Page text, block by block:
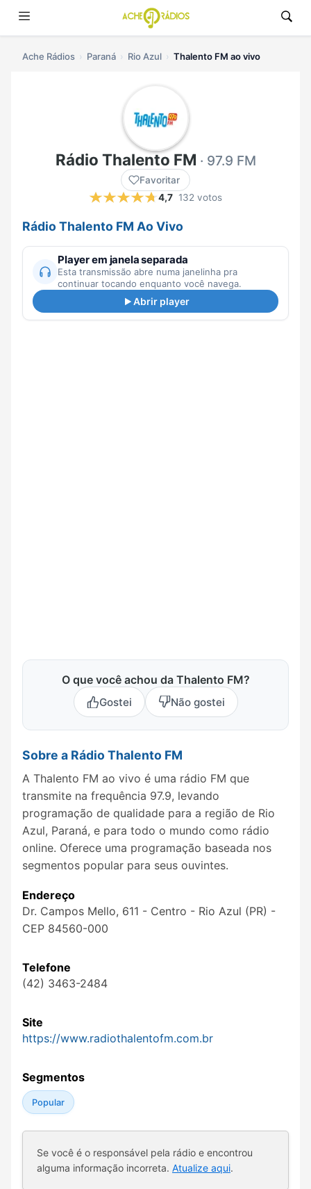
Ache Rádios Paraná Rio Azul Thalento FM ao vivo
Rádio Thalento FM · 97.9 FM
Favoritar
4,7 132 votos
Rádio Thalento FM Ao Vivo
Player em janela separada
Esta transmissão abre numa janelinha pra
continuar tocando enquanto você navega.
Abrir player
O que você achou da Thalento FM?
Gostei Não gostei
Sobre a Rádio Thalento FM
A Thalento FM ao vivo é uma rádio FM que
transmite na frequência 97.9, levando
programação de qualidade para a região de Rio
Azul, Paraná, e para todo o mundo como rádio
online. Oferece uma programação baseada nos
segmentos popular para seus ouvintes.
Endereço
Dr. Campos Mello, 611 - Centro - Rio Azul (PR) -
CEP 84560-000
Telefone
(42) 3463-2484
Site
https://www.radiothalentofm.com.br
Segmentos
Popular
Se você é o responsável pela rádio e encontrou
alguma informação incorreta. Atualize aqui.